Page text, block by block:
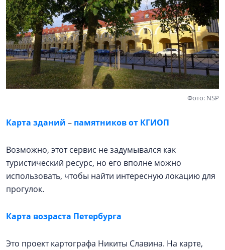
Фото: NSP
Карта зданий – памятников от КГИОП
Возможно, этот сервис не задумывался как
туристический ресурс, но его вполне можно
использовать, чтобы найти интересную локацию для
прогулок.
Карта возраста Петербурга
Это проект картографа Никиты Славина. На карте,